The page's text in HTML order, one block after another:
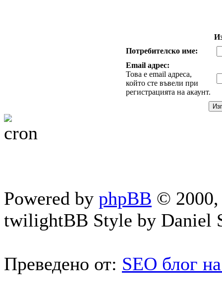
Потребителско име:
Email адрес:
Това е email адреса,
който сте въвели при
регистрацията на акаунт.
Powered by phpBB © 2000,
twilightBB Style by Daniel
Преведено от: SEO блог